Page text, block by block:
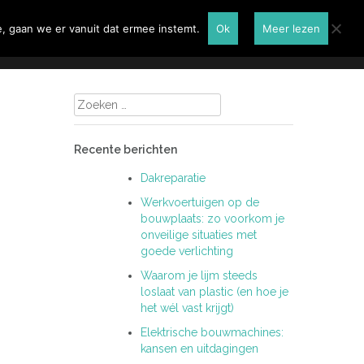
Renovatie Contactformulier
Zoeken
naar:
Recente berichten
Dakreparatie
Werkvoertuigen op de
bouwplaats: zo voorkom je
onveilige situaties met
goede verlichting
Waarom je lijm steeds
loslaat van plastic (en hoe je
het wél vast krijgt)
Elektrische bouwmachines:
kansen en uitdagingen
gaan we er vanuit dat ermee instemt. Ok Meer lezen